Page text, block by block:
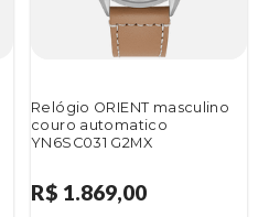
Relógio ORIENT masculino
couro automatico
YN6SC031 G2MX
R$ 1.869,00